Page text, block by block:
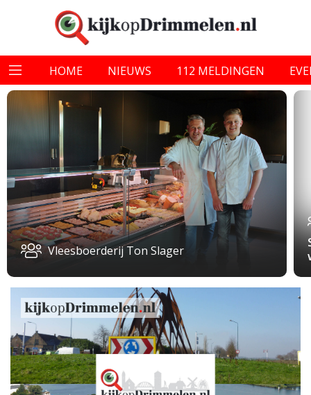
HOME NIEUWS 112 MELDINGEN
Vleesboerderij Ton Slager